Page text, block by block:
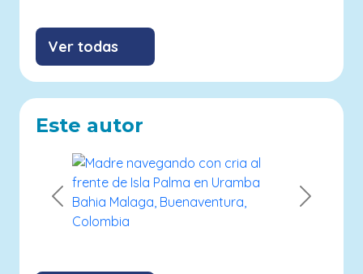
Ver todas
Este autor
Previous Next